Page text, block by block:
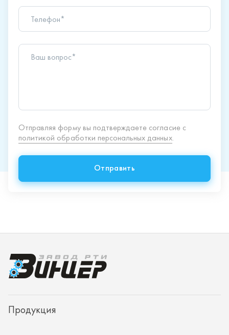
Ваш вопрос*
Отправляя форму вы подтверждаете согласие с
политикой обработки персональных данных
Спецпредложения
Доставка и оплата